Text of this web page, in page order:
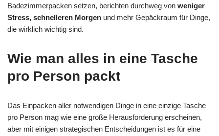
Badezimmerpacken setzen, berichten durchweg von weniger
Stress, schnelleren Morgen und mehr Gepäckraum für Dinge,
die wirklich wichtig sind.
Wie man alles in eine Tasche
pro Person packt
Das Einpacken aller notwendigen Dinge in eine einzige Tasche
pro Person mag wie eine große Herausforderung erscheinen,
aber mit einigen strategischen Entscheidungen ist es für eine